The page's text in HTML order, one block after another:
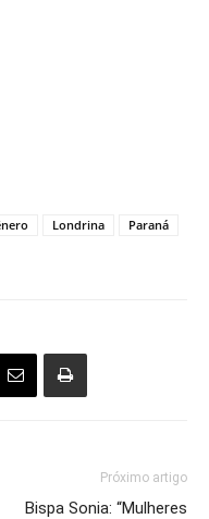
Londrina
Paraná
Próximo artigo
Bispa Sonia: “Mulheres